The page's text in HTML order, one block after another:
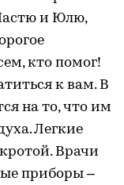
и Юлю,
кто помог!
к вам. В
на то, что им
Легкие
Врачи
приборы –